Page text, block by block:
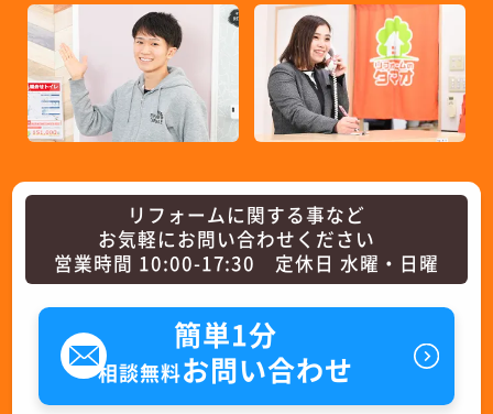
リフォームに関する事など
お気軽にお問い合わせください
営業時間 10:00-17:30 定休日 水曜・日曜
簡単1分
相談無料お問い合わせ